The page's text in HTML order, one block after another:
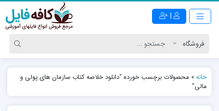
|
خانه» محصولات برچسب خورده “دانلود خلاصه کتاب سازمان های پولی و
مالی”